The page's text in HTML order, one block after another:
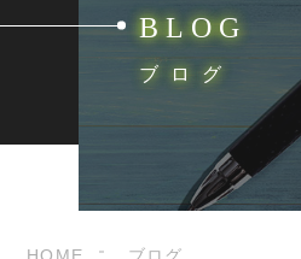
BLOG
ブログ